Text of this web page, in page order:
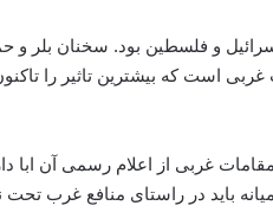
و فلسطین بود. سخنان بلر و
است که بیشترین تاثیر را تاکنون
غربی از اعلام رسمی آن ابا
باید در راستای منافع غرب تحت